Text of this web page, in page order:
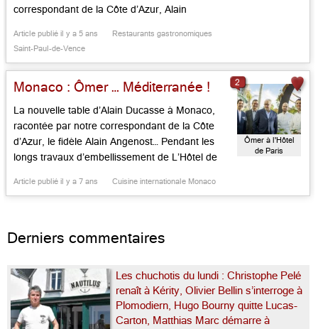
correspondant de la Côte d’Azur, Alain
confinement qui a mis à l’arrêt le monde de
[…]...
Article publié il y a 5 ans
Restaurants gastronomiques
Saint-Paul-de-Vence
Monaco : Ômer … Méditerranée !
La nouvelle table d’Alain Ducasse à Monaco,
racontée par notre correspondant de la Côte
d’Azur, le fidèle Alain Angenost… Pendant les
longs travaux d’embellissement de L’Hôtel de
transporté dans de nouveaux locaux, au rez-de-
pour héberger […]...
Article publié il y a 7 ans Cuisine internationale Monaco
Ômer à l'Hôtel
de Paris
2
Derniers commentaires
Les chuchotis du lundi : Christophe Pelé
renaît à Kérity, Olivier Bellin s’interroge à
Plomodiern, Hugo Bourny quitte Lucas-
Carton, Matthias Marc démarre à